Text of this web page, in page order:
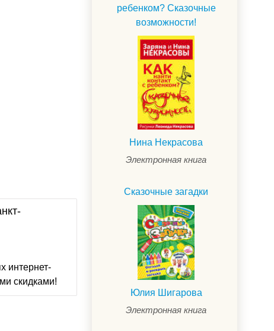
интернет-
скидками!
ребенком? Сказочные
возможности!
Нина Некрасова
Электронная книга
Сказочные загадки
Юлия Шигарова
Электронная книга